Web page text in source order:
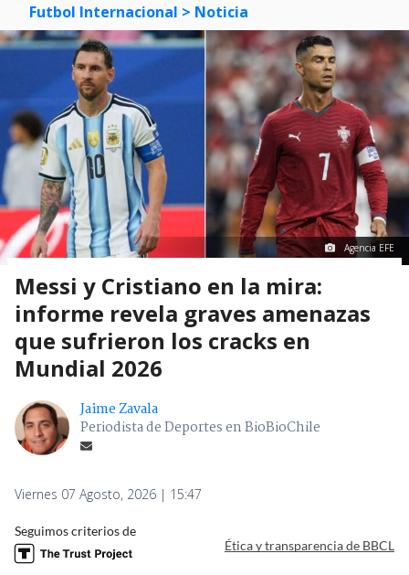
Futbol Internacional > Noticia
Agencia EFE
Messi y Cristiano en la mira:
informe revela graves amenazas
que sufrieron los cracks en
Mundial 2026
Jaime Zavala
Periodista de Deportes en BioBioChile
Viernes 07 Agosto, 2026 | 15:47
Seguimos criterios de
Ética y transparencia de BBCL